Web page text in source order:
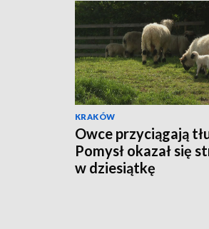
KRAKÓW
Owce przyciągają
Pomysł okazał się
w dziesiątkę